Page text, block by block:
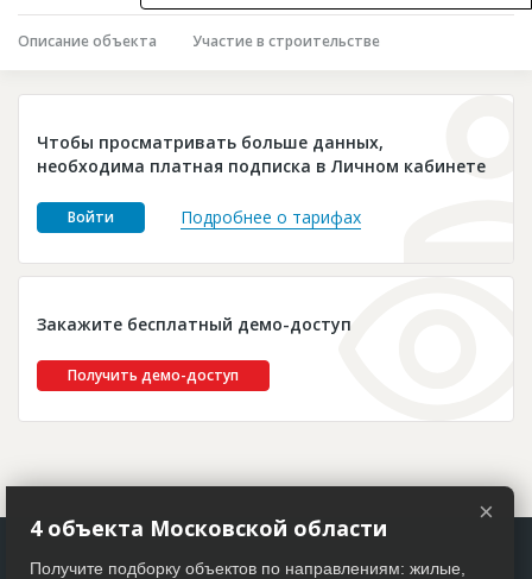
Инвестпроекты
Глоссарий
Платные услуги
Пресс-релизы
Описание объекта Участие в строительстве
Чтобы просматривать больше данных,
необходима платная подписка в Личном кабинете
Войти Подробнее о тарифах
Закажите бесплатный демо-доступ
Получить демо-доступ
×
4 объекта Московской области
Получите подборку объектов по направлениям: жилые,